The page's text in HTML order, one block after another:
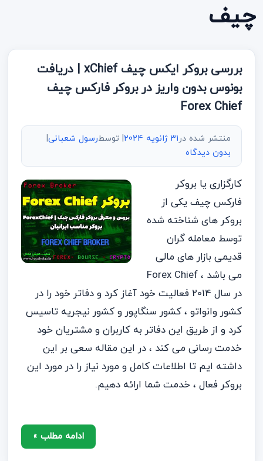
چیف
بررسی بروکر ایکس چیف xChief | دریافت
بونوس بدون واریز در بروکر فارکس چیف
Forex Chief
منتشر شده در31 ژانویه 2024 | توسطرسول شعبانی|
بدون دیدگاه
کارگزاری یا بروکر
فارکس چیف یکی از
بروکر های شناخته شده
توسط معامله گران
قدیمی بازار های مالی
می باشد ، Forex Chief
در سال 2014 فعالیت خود آغاز کرد و دفاتر خود را در
کشور وانواتو ، کشور سنگاپور و کشور نیجریه تاسیس
کرد و از طریق این دفاتر به کاربران و مشتریان خود
خدمت رسانی می کند ، در این مقاله سعی بر این
داشته ایم تا اطلاعات کامل و مورد نیاز را در مورد این
بروکر فعال ، خدمت شما ارائه دهیم.
ادامه مطلب »